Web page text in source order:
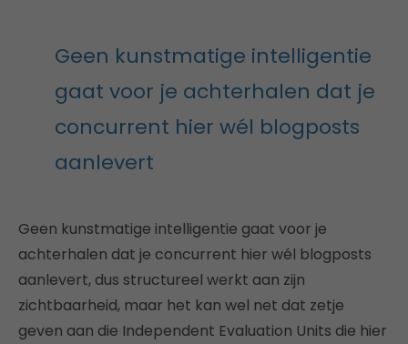
Geen kunstmatige intelligentie
gaat voor je achterhalen dat je
concurrent hier wél blogposts
aanlevert
Geen kunstmatige intelligentie gaat voor je
achterhalen dat je concurrent hier wél blogposts
aanlevert, dus structureel werkt aan zijn
zichtbaarheid, maar het kan wel net dat zetje
geven aan die Independent Evaluation Units die hier